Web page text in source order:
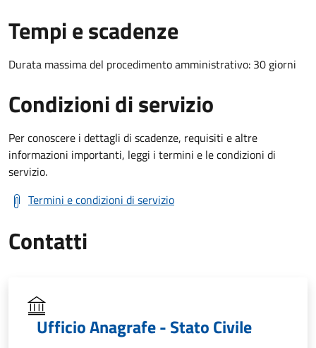
Tempi e scadenze
Durata massima del procedimento amministrativo: 30 giorni
Condizioni di servizio
Per conoscere i dettagli di scadenze, requisiti e altre
informazioni importanti, leggi i termini e le condizioni di
servizio.
Termini e condizioni di servizio
Contatti
Ufficio Anagrafe - Stato Civile